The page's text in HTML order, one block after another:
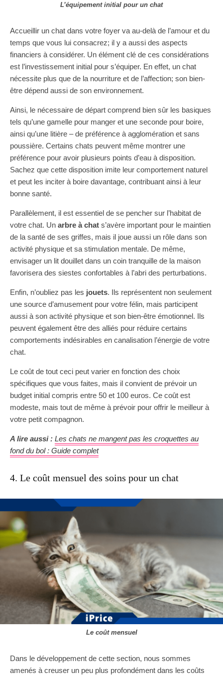
L’équipement initial pour un chat
Accueillir un chat dans votre foyer va au-delà de l’amour et du
temps que vous lui consacrez; il y a aussi des aspects
financiers à considérer. Un élément clé de ces considérations
est l’investissement initial pour s’équiper. En effet, un chat
nécessite plus que de la nourriture et de l’affection; son bien-
être dépend aussi de son environnement.
Ainsi, le nécessaire de départ comprend bien sûr les basiques
tels qu’une gamelle pour manger et une seconde pour boire,
ainsi qu’une litière – de préférence à agglomération et sans
poussière. Certains chats peuvent même montrer une
préférence pour avoir plusieurs points d’eau à disposition.
Sachez que cette disposition imite leur comportement naturel
et peut les inciter à boire davantage, contribuant ainsi à leur
bonne santé.
Parallèlement, il est essentiel de se pencher sur l’habitat de
votre chat. Un arbre à chat s’avère important pour le maintien
de la santé de ses griffes, mais il joue aussi un rôle dans son
activité physique et sa stimulation mentale. De même,
envisager un lit douillet dans un coin tranquille de la maison
favorisera des siestes confortables à l’abri des perturbations.
Enfin, n’oubliez pas les jouets. Ils représentent non seulement
une source d’amusement pour votre félin, mais participent
aussi à son activité physique et son bien-être émotionnel. Ils
peuvent également être des alliés pour réduire certains
comportements indésirables en canalisation l’énergie de votre
chat.
Le coût de tout ceci peut varier en fonction des choix
spécifiques que vous faites, mais il convient de prévoir un
budget initial compris entre 50 et 100 euros. Ce coût est
modeste, mais tout de même à prévoir pour offrir le meilleur à
votre petit compagnon.
A lire aussi : Les chats ne mangent pas les croquettes au
fond du bol : Guide complet
4. Le coût mensuel des soins pour un chat
Le coût mensuel
Dans le développement de cette section, nous sommes
amenés à creuser un peu plus profondément dans les coûts